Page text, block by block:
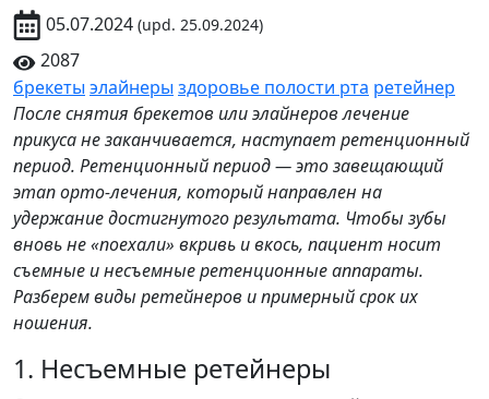
05.07.2024 (upd. 25.09.2024)
2087
брекеты элайнеры здоровье полости рта ретейнер
После снятия брекетов или элайнеров лечение
прикуса не заканчивается, наступает ретенционный
период. Ретенционный период — это завещающий
этап орто-лечения, который направлен на
удержание достигнутого результата. Чтобы зубы
вновь не «поехали» вкривь и вкось, пациент носит
съемные и несъемные ретенционные аппараты.
Разберем виды ретейнеров и примерный срок их
ношения.
1. Несъемные ретейнеры